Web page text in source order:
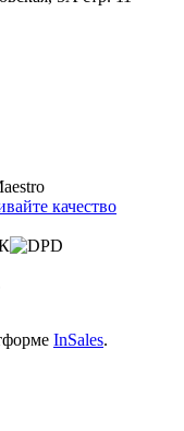
InSales.